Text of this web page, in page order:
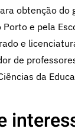
obtenção do
e pela
e
de
da